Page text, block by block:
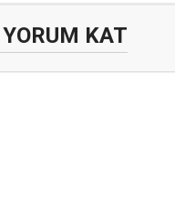
YORUM KAT